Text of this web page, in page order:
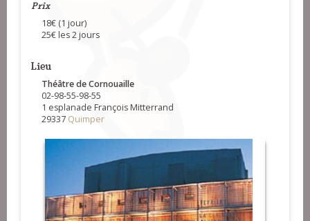
Prix
18€ (1 jour)
25€ les 2 jours
Lieu
Théâtre de Cornouaille
02-98-55-98-55
1 esplanade François Mitterrand
29337 Quimper